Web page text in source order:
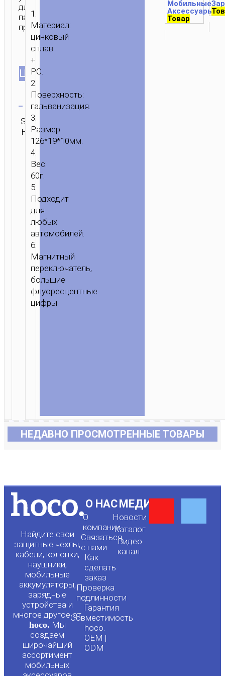
ГЛАВНАЯ
МОБИЛЬНЫЕ
АКСЕССУАРЫ
АВТОМОБИЛЯ / АВТОТОВАРЫ
АВТОВИЗИТКА
PROMISE”
для
панели
приборов.
ЦВЕТ
Очистить
SKU:
Н/ДАвтотовары
Мобильные
Аксессуары1
Товар
1.
Материал:
цинковый
сплав
+
PC.
2.
Поверхность:
гальванизация.
3.
Размер:
126*19*10мм.
4.
Вес:
60г.
5.
Подходит
для
любых
автомобилей.
6.
Магнитный
переключатель,
большие
флуоресцентные
цифры.
НЕДАВНО ПРОСМОТРЕННЫЕ ТОВАРЫ
Найдите свои
защитные чехлы,
кабели, колонки,
наушники,
мобильные
аккумуляторы,
зарядные
устройства и
многое другое от
hoco. Мы
создаем
широчайший
ассортимент
мобильных
О НАС
О
компании
Связаться
с нами
Как
сделать
заказ
Проверка
подлинности
Гарантия
Совместимость
hoco.
OEM |
ODM
МЕДИА
Новости
Каталог
Видео
канал